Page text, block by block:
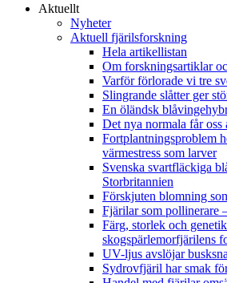
Aktuellt
Nyheter
Aktuell fjärilsforskning
Hela artikellistan
Om forskningsartiklar
Varför förlorade vi tre
Slingrande slåtter ger
En öländsk
Det nya normala får
Fortplantningsproblem
värmestress som larver
Svenska svartfläckiga
Storbritannien
Förskjuten blomning
Fjärilar som pollinerare
Färg, storlek och
skogspärlemorfjärilens
UV-ljus avslöjar
Sydrovfjäril har smak